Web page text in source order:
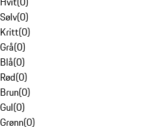
Sølv(0)
Kritt(0)
Grå(0)
Blå(0)
Rød(0)
Brun(0)
Gul(0)
Grønn(0)